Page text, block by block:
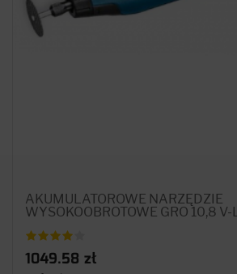
AKUMULATOROWE NARZĘDZIE
WYSOKOOBROTOWE GRO 10,8
1049.58 zł